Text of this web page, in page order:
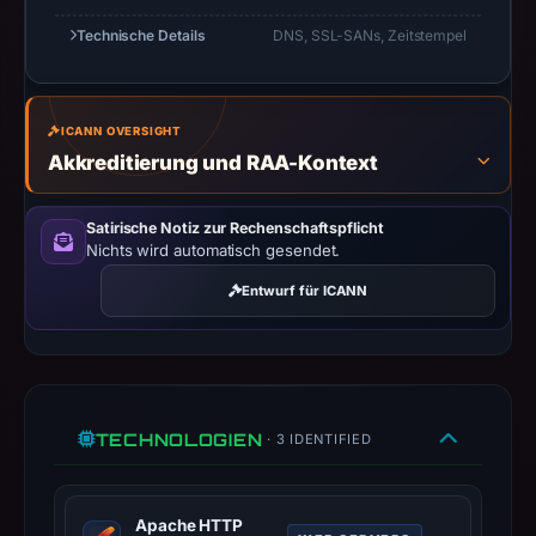
domain
Feb
2026
at
01:26
UTC.
Negative
or
not
Technische Details DNS, SSL-SANs, Zeitstempel
ICANN OVERSIGHT
Akkreditierung und RAA-Kontext
Satirische Notiz zur Rechenschaftspflicht
Nichts wird automatisch gesendet.
Entwurf für ICANN
TECHNOLOGIEN · 3 IDENTIFIED
Apache HTTP